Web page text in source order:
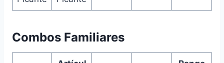
Combos Familiares